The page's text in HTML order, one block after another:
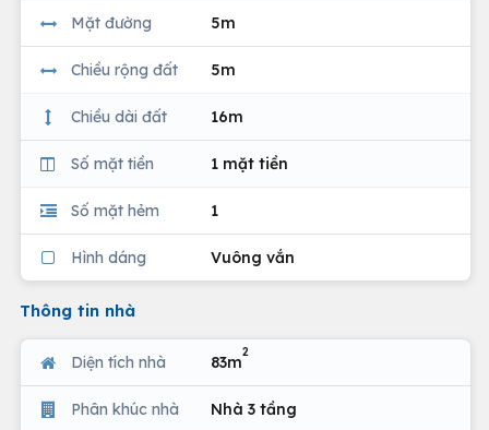
Mặt đường 5m
Chiều rộng đất 5m
Chiều dài đất 16m
Số mặt tiền 1 mặt tiền
Số mặt hẻm 1
Hình dáng Vuông vắn
Thông tin nhà
Diện tích nhà 83m
2
Phân khúc nhà Nhà 3 tầng